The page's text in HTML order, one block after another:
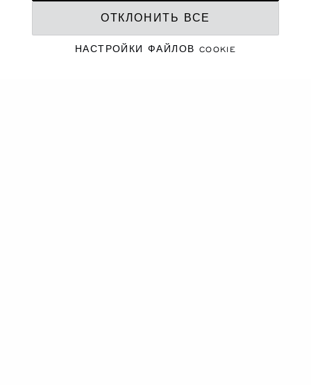
1,PLACE VENDÔME
НАСТРОЙКИ ФАЙЛОВ COOKIE
ОТКЛОНИТЬ ВСЕ